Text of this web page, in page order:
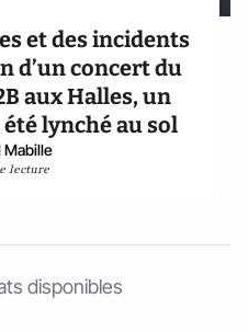
et des incidents
d’un concert du
aux Halles, un
lynché au sol
Mabille
lecture
disponibles